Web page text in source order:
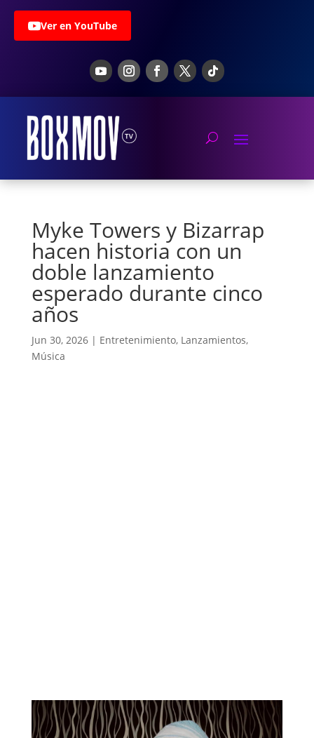
Ver en YouTube
Myke Towers y Bizarrap
hacen historia con un
doble lanzamiento
esperado durante cinco
años
Jun 30, 2026| Entretenimiento, Lanzamientos,
Música